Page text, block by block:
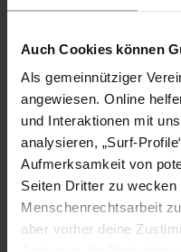
Auch Cookies können
Als gemeinnütziger
angewiesen. Online
und Interaktionen mit
analysieren, „Surf-
Aufmerksamkeit von
Seiten Dritter zu wecken
Menschenrechtsarbeit
aber vorher deine
Themen
Meinungsfreiheit
Teile diesen Beitrag